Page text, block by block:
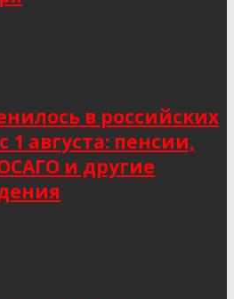
в российских
1 августа: пенсии,
и другие